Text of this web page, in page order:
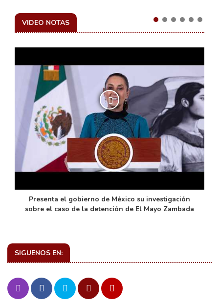
VIDEO NOTAS
Presenta el gobierno de México su investigación
sobre el caso de la detención de El Mayo Zambada
SIGUENOS EN: